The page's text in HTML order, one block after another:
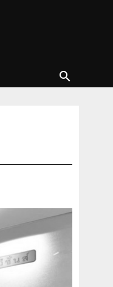
search